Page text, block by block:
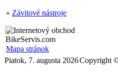
» Závitové nástroje
Mapa stránok
Piatok, 7. augusta 2026Copyright